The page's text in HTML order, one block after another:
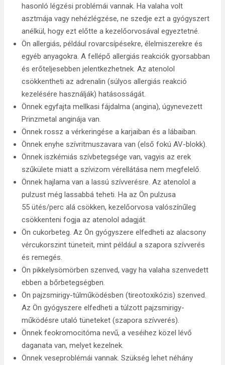
hasonló légzési problémái vannak. Ha valaha volt
asztmája vagy nehézlégzése, ne szedje ezt a gyógyszert
anélkül, hogy ezt előtte a kezelőorvosával egyeztetné.
Ön allergiás, például rovarcsípésekre, élelmiszerekre és
egyéb anyagokra. A fellépő allergiás reakciók gyorsabban
és erőteljesebben jelentkezhetnek. Az atenolol
csökkentheti az adrenalin (súlyos allergiás reakció
kezelésére használják) hatásosságát.
Önnek egyfajta mellkasi fájdalma (angina), úgynevezett
Prinzmetal anginája van.
Önnek rossz a vérkeringése a karjaiban és a lábaiban.
Önnek enyhe szívritmuszavara van (első fokú AV-blokk).
Önnek iszkémiás szívbetegsége van, vagyis az erek
szűkülete miatt a szívizom vérellátása nem megfelelő.
Önnek hajlama van a lassú szívverésre. Az atenolol a
pulzust még lassabbá teheti. Ha az Ön pulzusa
55 ütés/perc alá csökken, kezelőorvosa valószínűleg
csökkenteni fogja az atenolol adagját.
Ön cukorbeteg. Az Ön gyógyszere elfedheti az alacsony
vércukorszint tüneteit, mint például a szapora szívverés
és remegés.
Ön pikkelysömörben szenved, vagy ha valaha szenvedett
ebben a bőrbetegségben.
Ön pajzsmirigy-túlműködésben (tireotoxikózis) szenved.
Az Ön gyógyszere elfedheti a túlzott pajzsmirigy-
működésre utaló tüneteket (szapora szívverés).
Önnek feokromocitóma nevű, a veséihez közel lévő
daganata van, melyet kezelnek.
Önnek veseproblémái vannak. Szükség lehet néhány